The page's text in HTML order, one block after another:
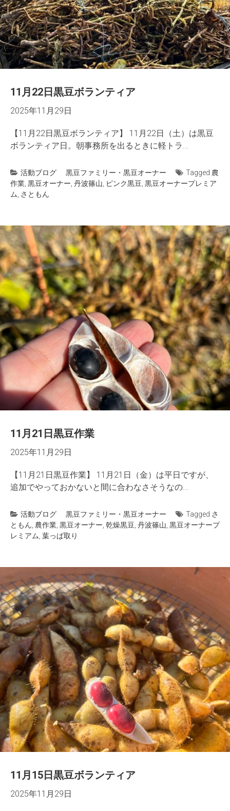
11月22日黒豆ボランティア
2025年11月29日
【11月22日黒豆ボランティア】 11月22日（土）は黒豆
ボランティア日。朝事務所を出るときに軽トラ...
活動ブログ 黒豆ファミリー・黒豆オーナー Tagged 農
作業 黒豆オーナー 丹波篠山 ピンク黒豆 黒豆オーナープレミア
ム さともん
11月21日黒豆作業
2025年11月29日
【11月21日黒豆作業】 11月21日（金）は平日ですが、
追加でやっておかないと間に合わなさそうなの...
活動ブログ 黒豆ファミリー・黒豆オーナー Tagged さ
ともん 農作業 黒豆オーナー 乾燥黒豆 丹波篠山 黒豆オーナープ
レミアム 葉っぱ取り
11月15日黒豆ボランティア
2025年11月29日